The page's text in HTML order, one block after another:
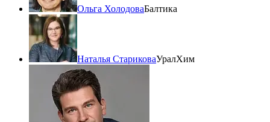
Ольга ХолодоваБалтика
Наталья СтариковаУралХим